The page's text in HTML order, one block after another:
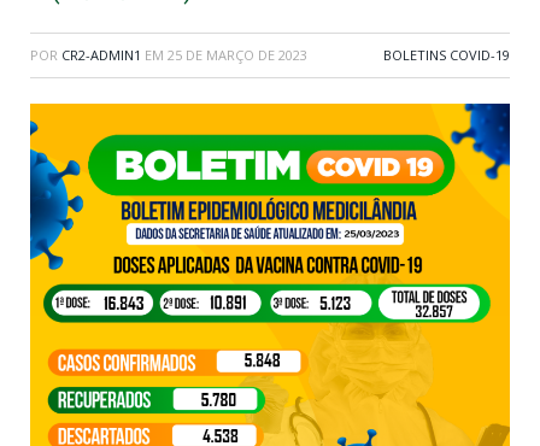
POR CR2-ADMIN1 EM 25 DE MARÇO DE 2023 BOLETINS COVID-19